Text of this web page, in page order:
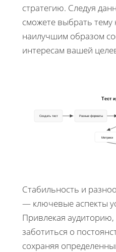
стратегию. Следуя
сможете выбрать тему
наилучшим образом
интересам вашей
Тест
Создать тест Разные форматы
Метрики
Стабильность и
— ключевые аспекты
Привлекая
заботиться о
сохраняя